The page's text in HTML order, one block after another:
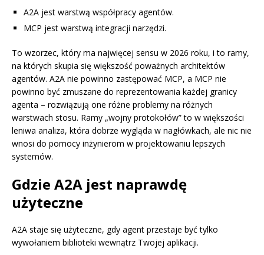
A2A jest warstwą współpracy agentów.
MCP jest warstwą integracji narzędzi.
To wzorzec, który ma najwięcej sensu w 2026 roku, i to ramy,
na których skupia się większość poważnych architektów
agentów. A2A nie powinno zastępować MCP, a MCP nie
powinno być zmuszane do reprezentowania każdej granicy
agenta – rozwiązują one różne problemy na różnych
warstwach stosu. Ramy „wojny protokołów” to w większości
leniwa analiza, która dobrze wygląda w nagłówkach, ale nic nie
wnosi do pomocy inżynierom w projektowaniu lepszych
systemów.
Gdzie A2A jest naprawdę
użyteczne
A2A staje się użyteczne, gdy agent przestaje być tylko
wywołaniem biblioteki wewnątrz Twojej aplikacji.